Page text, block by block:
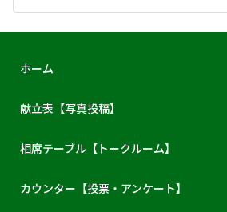
ホーム
献立表【写真投稿】
相席テーブル【トークルーム】
カウンター【投票・アンケート】